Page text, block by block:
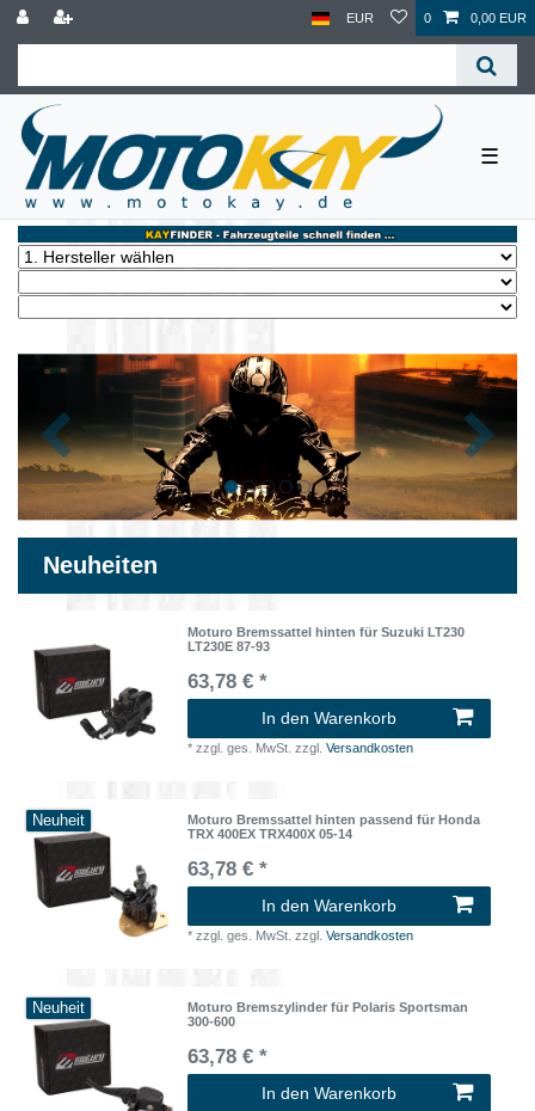
EUR 0 0,00 EUR
☰
Zurück
Neuheiten
Moturo Bremssattel hinten für Suzuki LT230
LT230E 87-93
63,78 € *
In den Warenkorb
*zzgl. ges. MwSt. zzgl.Versandkosten
Neuheit
Moturo Bremssattel hinten passend für Honda
TRX 400EX TRX400X 05-14
63,78 € *
In den Warenkorb
*zzgl. ges. MwSt. zzgl.Versandkosten
Neuheit
Moturo Bremszylinder für Polaris Sportsman
300-600
63,78 € *
In den Warenkorb